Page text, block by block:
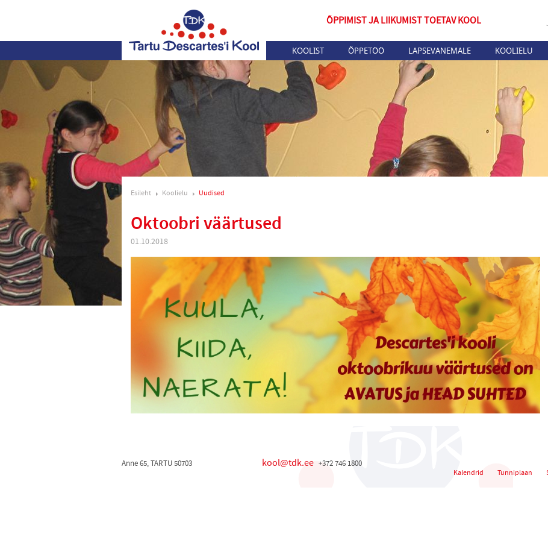
ÕPPIMIST JA LIIKUMIST TOETAV KOOL
KOOLIST ÕPPETÖÖ LAPSEVANEMALE KOOLIELU
Esileht Koolielu Uudised
Oktoobri väärtused
01.10.2018
Kalendrid Tunniplaan
Anne 65, TARTU 50703 kool@tdk.ee +372 746 1800